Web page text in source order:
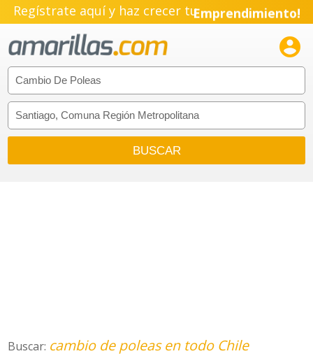
Regístrate aquí y haz crecer tuEmprendimiento!

Buscar: cambio de poleas en todo Chile